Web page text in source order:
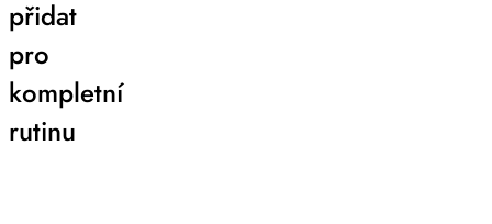
přidat
pro
kompletní
rutinu